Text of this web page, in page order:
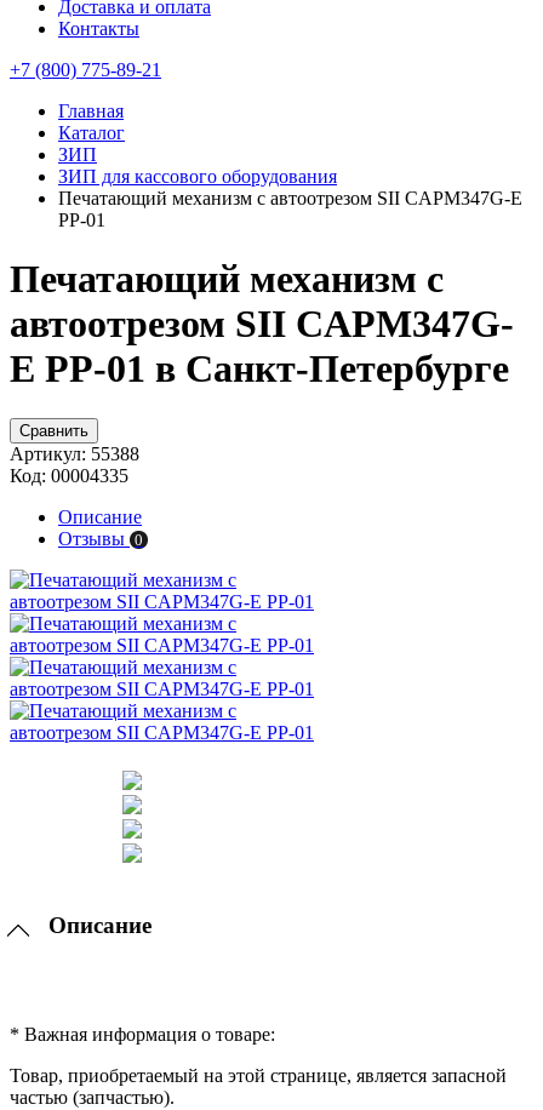
Доставка и оплата
Контакты
+7 (800) 775-89-21
Главная
Каталог
ЗИП
ЗИП для кассового оборудования
Печатающий механизм с автоотрезом SII CAPМ347G-E
РР-01
Печатающий механизм с
автоотрезом SII CAPМ347G-
E РР-01 в Санкт-Петербурге
Сравнить
Артикул: 55388
Код: 00004335
Описание
Отзывы 0
Описание
* Важная информация о товаре:
Товар, приобретаемый на этой странице, является запасной
частью (запчастью).